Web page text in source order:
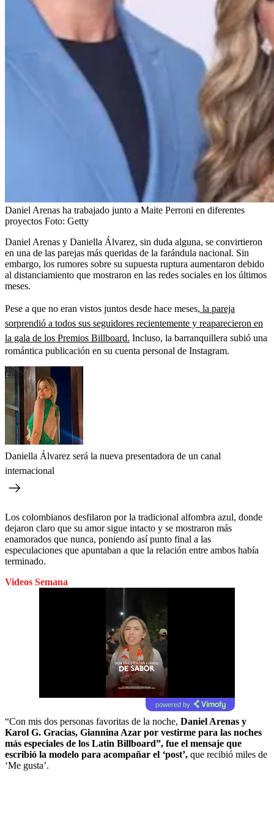
Daniel Arenas ha trabajado junto a Maite Perroni en diferentes
proyectos Foto: Getty
Daniel Arenas y Daniella Álvarez, sin duda alguna, se convirtieron
en una de las parejas más queridas de la farándula nacional. Sin
embargo, los rumores sobre su supuesta ruptura aumentaron debido
al distanciamiento que mostraron en las redes sociales en los últimos
meses.
Pese a que no eran vistos juntos desde hace meses, la pareja
sorprendió a todos sus seguidores recientemente y reaparecieron en
la gala de los Premios Billboard. Incluso, la barranquillera subió una
romántica publicación en su cuenta personal de Instagram.
Daniella Álvarez será la nueva presentadora de un canal
internacional
Los colombianos desfilaron por la tradicional alfombra azul, donde
dejaron claro que su amor sigue intacto y se mostraron más
enamorados que nunca, poniendo así punto final a las
especulaciones que apuntaban a que la relación entre ambos había
terminado.
Videos Semana
powered by
“Con mis dos personas favoritas de la noche, Daniel Arenas y
Karol G. Gracias, Giannina Azar por vestirme para las noches
más especiales de los Latin Billboard”, fue el mensaje que
escribió la modelo para acompañar el ‘post’, que recibió miles de
‘Me gusta’.